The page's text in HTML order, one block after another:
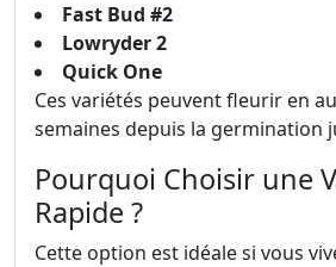
Fast Bud #2
Lowryder 2
Quick One
Ces variétés peuvent fleurir en
semaines depuis la germination
Pourquoi Choisir une
Rapide ?
Cette option est idéale si vous